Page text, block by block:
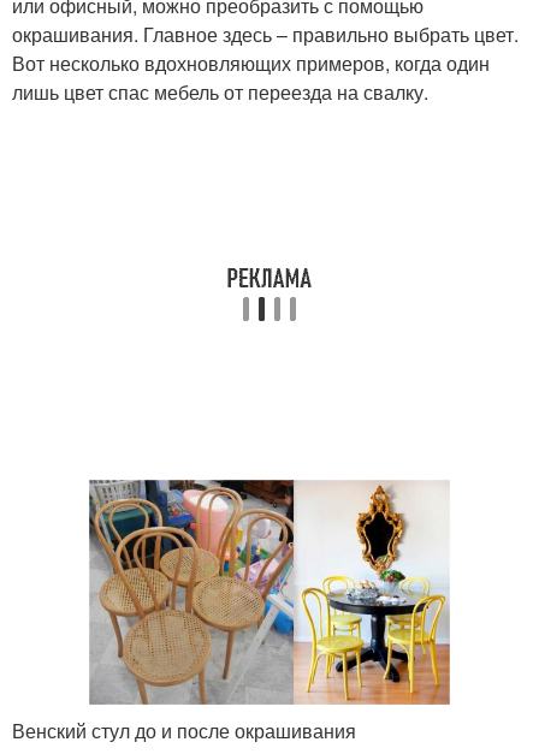
окрашивания. Главное здесь – правильно выбрать цвет.
Вот несколько вдохновляющих примеров, когда один
лишь цвет спас мебель от переезда на свалку.
Венский стул до и после окрашивания